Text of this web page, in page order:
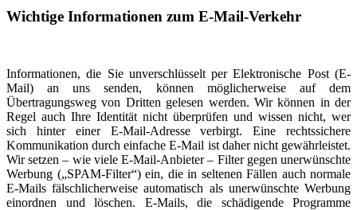
Wichtige Informationen zum E-Mail-Verkehr
Informationen, die Sie unverschlüsselt per Elektronische Post (E-
Mail) an uns senden, können möglicherweise auf dem
Übertragungsweg von Dritten gelesen werden. Wir können in der
Regel auch Ihre Identität nicht überprüfen und wissen nicht, wer
sich hinter einer E-Mail-Adresse verbirgt. Eine rechtssichere
Kommunikation durch einfache E-Mail ist daher nicht gewährleistet.
Wir setzen – wie viele E-Mail-Anbieter – Filter gegen unerwünschte
Werbung („SPAM-Filter“) ein, die in seltenen Fällen auch normale
E-Mails fälschlicherweise automatisch als unerwünschte Werbung
einordnen und löschen. E-Mails, die schädigende Programme